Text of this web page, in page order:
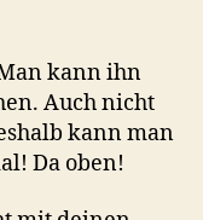
kann ihn
Auch nicht
kann man
Da oben!